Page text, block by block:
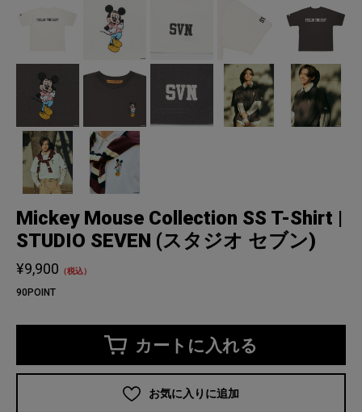
Mickey Mouse Collection SS T-Shirt |
STUDIO SEVEN (スタジオ セブン)
¥9,900 （税込）
90POINT
カートに入れる
お気に入りに追加